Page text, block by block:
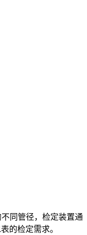
同管径，检定装置通
的检定需求。